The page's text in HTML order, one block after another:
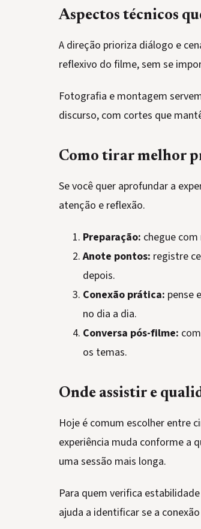
Aspectos técnicos
A direção prioriza diálogo e
reflexivo do filme, sem se
Fotografia e montagem
discurso, com cortes que
Como tirar melhor
Se você quer aprofundar a
atenção e reflexão.
Preparação: chegue
Anote pontos: registre
depois.
Conexão prática: pense
no dia a dia.
Conversa pós-filme:
os temas.
Onde assistir e
Hoje é comum escolher entre
experiência muda conforme a
uma sessão mais longa.
Para quem verifica
ajuda a identificar se a